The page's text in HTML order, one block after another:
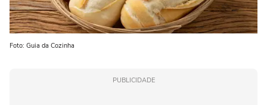
Foto: Guia da Cozinha
PUBLICIDADE